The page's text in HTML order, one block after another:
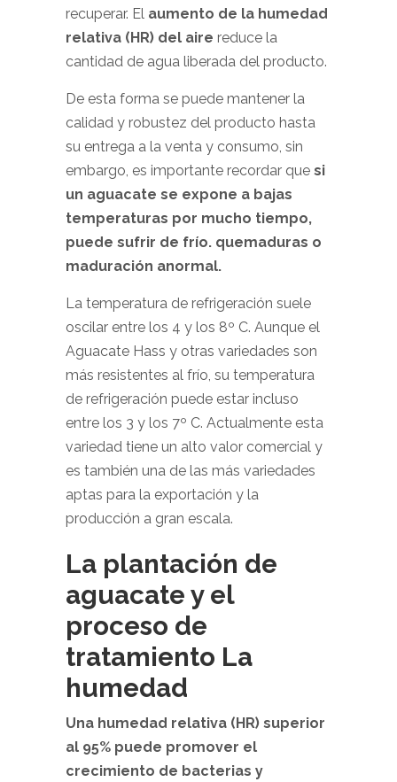
recuperar. El aumento de la humedad
relativa (HR) del aire reduce la
cantidad de agua liberada del producto.
De esta forma se puede mantener la
calidad y robustez del producto hasta
su entrega a la venta y consumo, sin
embargo, es importante recordar que si
un aguacate se expone a bajas
temperaturas por mucho tiempo,
puede sufrir de frío. quemaduras o
maduración anormal.
La temperatura de refrigeración suele
oscilar entre los 4 y los 8º C. Aunque el
Aguacate Hass y otras variedades son
más resistentes al frío, su temperatura
de refrigeración puede estar incluso
entre los 3 y los 7º C. Actualmente esta
variedad tiene un alto valor comercial y
es también una de las más variedades
aptas para la exportación y la
producción a gran escala.
La plantación de
aguacate y el
proceso de
tratamiento La
humedad
Una humedad relativa (HR) superior
al 95% puede promover el
crecimiento de bacterias y